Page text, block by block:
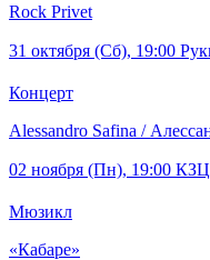
Rock Privet
31 октября (Сб), 19:00
Концерт
Alessandro Safina /
02 ноября (Пн), 19:00
Мюзикл
«Кабаре»